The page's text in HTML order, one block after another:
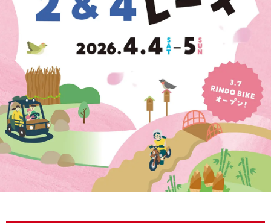
アトラクション
待ち時間案内
イベント
料金・チケット
場内マップ アクセス
サービスガイド アンケート